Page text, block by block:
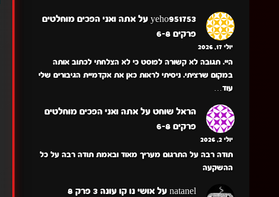
yeho951753 עלאתה ואני הפכים מוחלטים
פרקים 6-8
יולי 17, 2026
היי. תגובה לא קשורה לפוסט כי לא הצלחתי לכתוב אותה
במקום שרציתי. ניסיתי לראות כאן את אקדמיית הגיבורים שלי
עוד…
הראל שוחט עלאתה ואני הפכים מוחלטים
פרקים 6-8
יולי 2, 2026
תודה רבה על התרגום מעריך מאוד ובאמת תודה רבה על כל
ההשקעה
natanel עלאושי נו קו עונה 3 פרק 8